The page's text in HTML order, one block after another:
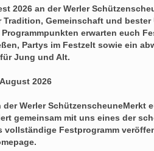
2026 an der Werler
Tradition, Gemeinschaft und
erwarten euch
Partys im Festzelt sowie ein
Jung und Alt.
2026
der Werler SchützenscheuneMerkt
gemeinsam mit uns eines der
vollständige Festprogramm